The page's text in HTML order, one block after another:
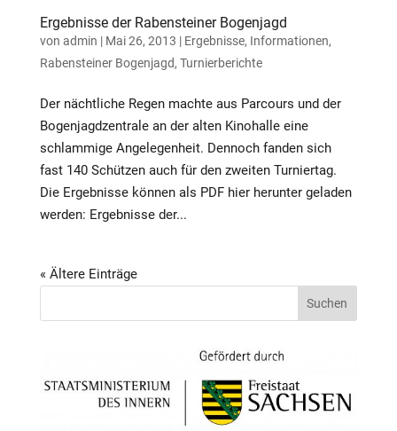
Ergebnisse der Rabensteiner Bogenjagd
von admin | Mai 26, 2013 | Ergebnisse, Informationen,
Rabensteiner Bogenjagd, Turnierberichte
Der nächtliche Regen machte aus Parcours und der
Bogenjagdzentrale an der alten Kinohalle eine
schlammige Angelegenheit. Dennoch fanden sich
fast 140 Schützen auch für den zweiten Turniertag.
Die Ergebnisse können als PDF hier herunter geladen
werden: Ergebnisse der...
« Ältere Einträge